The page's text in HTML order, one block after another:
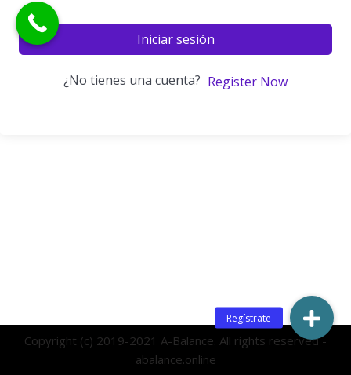
Iniciar sesión
¿No tienes una cuenta? Register Now
Copyright (c) 2019-2021 A-Balance. All rights reserved -
abalance.online